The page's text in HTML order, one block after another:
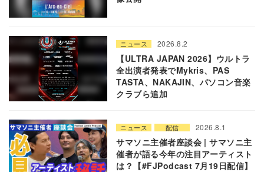
ニュース 2026.8.2
【ULTRA JAPAN 2026】ウルトラ
全出演者発表でMykris、PAS
TASTA、NAKAJIN、パソコン音楽
クラブら追加
ニュース 配信 2026.8.1
サマソニ主催者座談会 | サマソニ主
催者が語る今年の注目アーティスト
は？【#FJPodcast 7月19日配信】